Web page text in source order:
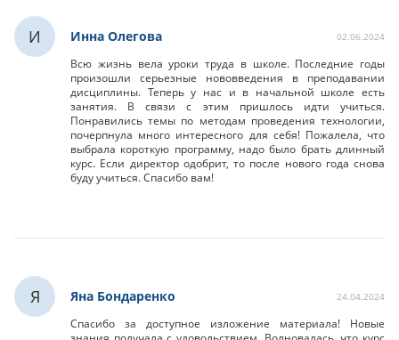
И Инна Олегова 02.06.2024
Всю жизнь вела уроки труда в школе. Последние годы
произошли серьезные нововведения в преподавании
дисциплины. Теперь у нас и в начальной школе есть
занятия. В связи с этим пришлось идти учиться.
Понравились темы по методам проведения технологии,
почерпнула много интересного для себя! Пожалела, что
выбрала короткую программу, надо было брать длинный
курс. Если директор одобрит, то после нового года снова
буду учиться. Спасибо вам!
Я Яна Бондаренко 24.04.2024
Спасибо за доступное изложение материала! Новые